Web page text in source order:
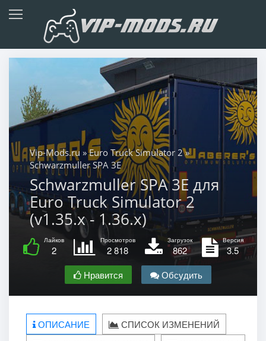
Vip-Mods.ru»Euro Truck Simulator 2»
Schwarzmuller SPA 3E
Schwarzmuller SPA 3E для
Euro Truck Simulator 2
(v1.35.x - 1.36.x)
Лайков
2
Просмотров
2 818
Загрузок
862
Версия
3.5
Нравится
Обсудить
ОПИСАНИЕ
СПИСОК ИЗМЕНЕНИЙ